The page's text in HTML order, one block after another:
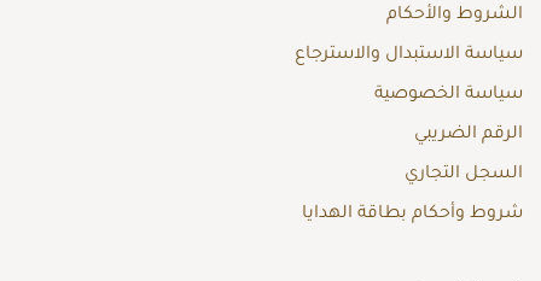
الشروط والأحكام
سياسة الاستبدال والاسترجاع
سياسة الخصوصية
الرقم الضريبي
السجل التجاري
شروط وأحكام بطاقة الهدايا